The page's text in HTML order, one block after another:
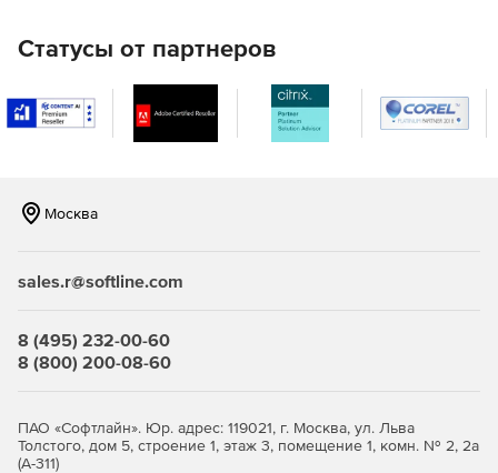
Полностью захватывающий опыт
Просмотр 360°, воспроизведение видео VR и
пространственное звучание.
Повышение качества любого формата мультимедиа с
повышения резкости, углубления цвета и
Статусы от партнеров
Москва
sales.r@softline.com
8 (495) 232-00-60
8 (800) 200-08-60
ПАО «Софтлайн». Юр. адрес: 119021, г. Москва, ул. Льва
Толстого, дом 5, строение 1, этаж 3, помещение 1, комн. № 2, 2а
(А-311)